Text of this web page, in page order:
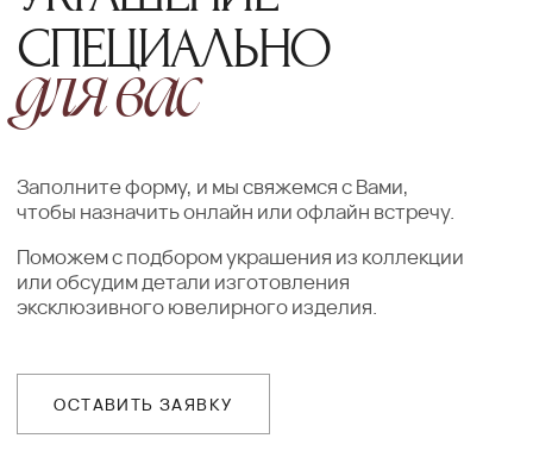
Наш менеджер свяжется с Вами
в ближайшее время для уточнения
деталей заказа
Организуем презентацию и доставим
украшения в любой город собственной
курьерской службой